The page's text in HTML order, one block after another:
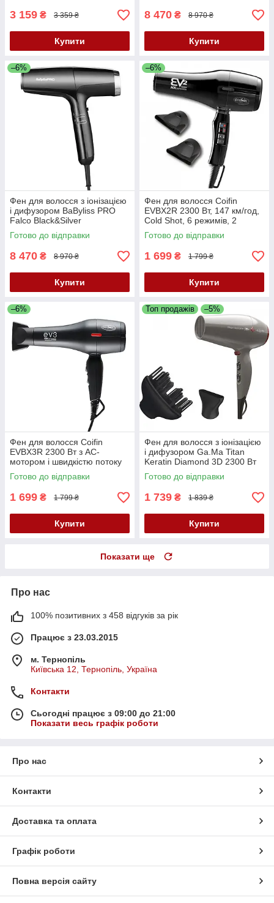
3 159 ₴ 3 359 ₴
Купити
8 470 ₴ 8 970 ₴
Купити
–6%
Фен для волосся з іонізацією
і дифузором BaByliss PRO
Falco Black&Silver
BAB8550BE
Готово до відправки
8 470 ₴ 8 970 ₴
Купити
–6%
Фен для волосся Coifin
EVBX2R 2300 Вт, 147 км/год,
Cold Shot, 6 режимів, 2
насадки, Італія
Готово до відправки
1 699 ₴ 1 799 ₴
Купити
–6%
Фен для волосся Coifin
EVBX3R 2300 Вт з AC-
мотором і швидкістю потоку
147 км/год
Готово до відправки
1 699 ₴ 1 799 ₴
Купити
Топ продажів –5%
Фен для волосся з іонізацією
і дифузором Ga.Ma Titan
Keratin Diamond 3D 2300 Вт
GH0303
Готово до відправки
1 739 ₴ 1 839 ₴
Купити
Показати ще
Про нас
100% позитивних з 458 відгуків за рік
Працює з 23.03.2015
м. Тернопіль
Київська 12, Тернопіль, Україна
Контакти
Сьогодні працює з 09:00 до 21:00
Показати весь графік роботи
Про нас
Контакти
Доставка та оплата
Графік роботи
Повна версія сайту